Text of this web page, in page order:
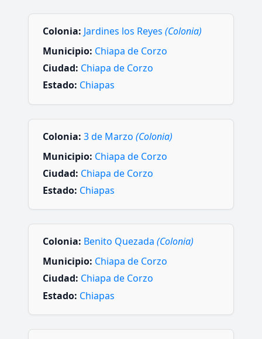
Colonia: Jardines los Reyes (Colonia)
Municipio: Chiapa de Corzo
Ciudad: Chiapa de Corzo
Estado: Chiapas
Colonia: 3 de Marzo (Colonia)
Municipio: Chiapa de Corzo
Ciudad: Chiapa de Corzo
Estado: Chiapas
Colonia: Benito Quezada (Colonia)
Municipio: Chiapa de Corzo
Ciudad: Chiapa de Corzo
Estado: Chiapas